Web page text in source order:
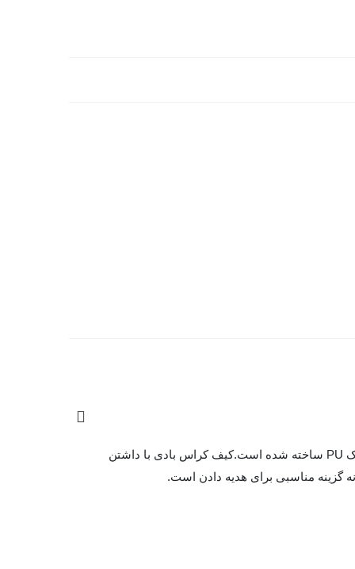
کیف کراس بادی مدل تک بند زنانه و دخترانه زیپ‌دار Taomicmic تائومیک میک کد D7053 طرح مینیمال از جنس چرم مصنوعی درجه یک PU ساخته شده است.کیف کراس بادی با داشتن
گزینه مناسبی برای هدیه دادن است.